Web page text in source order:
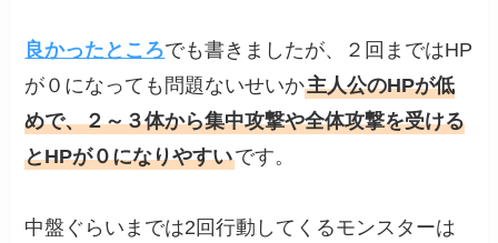
良かったところでも書きましたが、２回まではHP
が０になっても問題ないせいか主人公のHPが低
めで、２～３体から集中攻撃や全体攻撃を受ける
とHPが０になりやすいです。
中盤ぐらいまでは2回行動してくるモンスターは